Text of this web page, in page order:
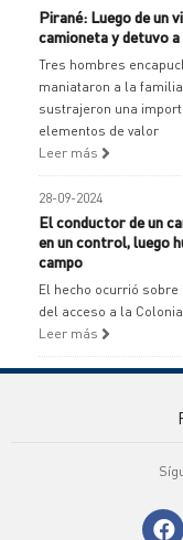
Pirané: Luego de un
camioneta y detuvo
Tres hombres
maniataron a la
sustrajeron una
elementos de valor
Leer más
28-09-2024
El conductor de un
en un control, luego
campo
El hecho ocurrió sobre
del acceso a la
Leer más